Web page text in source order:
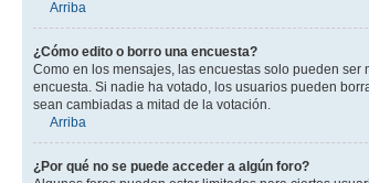
Arriba
¿Cómo edito o borro una encuesta?
Como en los mensajes, las encuestas solo pueden
encuesta. Si nadie ha votado, los usuarios pueden
sean cambiadas a mitad de la votación.
Arriba
¿Por qué no se puede acceder a algún foro?